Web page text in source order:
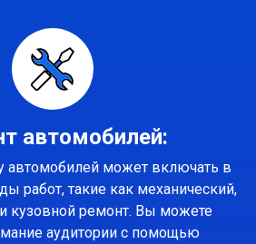
автомобилей:
автомобилей может включать в
работ, такие как механический,
кузовной ремонт. Вы можете
аудитории с помощью